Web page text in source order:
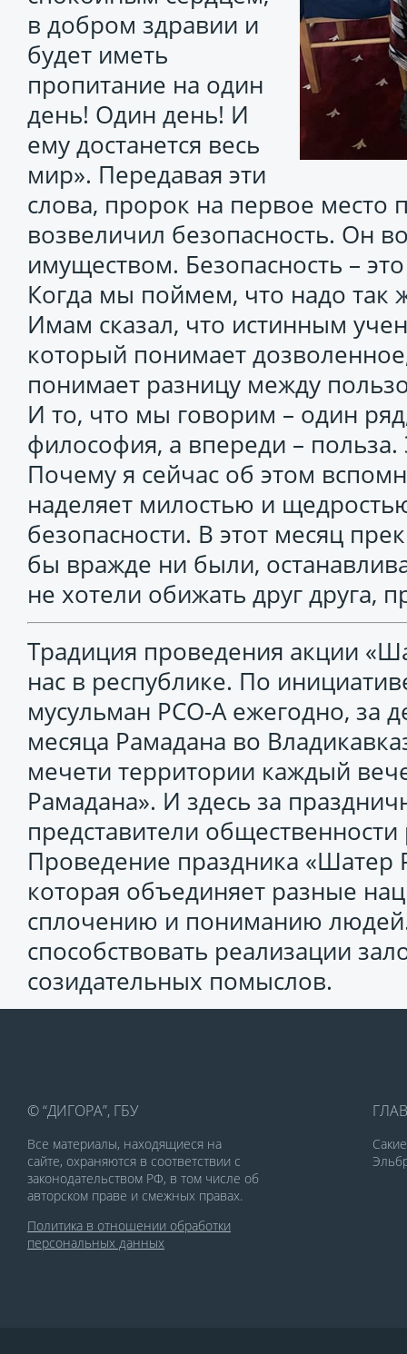
в добром здравии и
будет иметь
пропитание на один
день! Один день! И
ему достанется весь
мир». Передавая эти
слова, пророк на первое место
возвеличил безопасность. Он
имуществом. Безопасность –
Когда мы поймем, что надо так
Имам сказал, что истинным
который понимает
понимает разницу между
И то, что мы говорим – один
философия, а впереди – польза.
Почему я сейчас об этом
наделяет милостью и
безопасности. В этот месяц
бы вражде ни были,
не хотели обижать друг
Традиция проведения акции
нас в республике. По
мусульман РСО-А ежегодно, за
месяца Рамадана во
мечети территории каждый
Рамадана». И здесь за
представители
Проведение праздника «Шатер
которая объединяет разные
сплочению и пониманию
способствовать реализации
созидательных помыслов.
© “ДИГОРА”, ГБУ
Все материалы, находящиеся на
сайте, охраняются в соответствии с
законодательством РФ, в том числе об
авторском праве и смежных правах.
Политика в отношении обработки
персональных данных